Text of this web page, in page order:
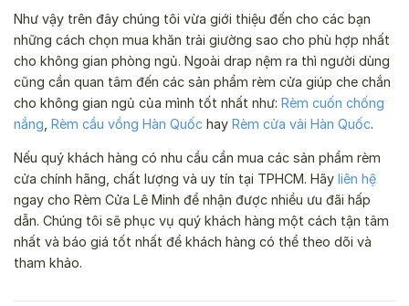
Như vậy trên đây chúng tôi vừa giới thiệu đến cho các bạn
những cách chọn mua khăn trải giường sao cho phù hợp nhất
cho không gian phòng ngủ. Ngoài drap nệm ra thì người dùng
cũng cần quan tâm đến các sản phẩm rèm cửa giúp che chắn
cho không gian ngủ của mình tốt nhất như: Rèm cuốn chống
nắng Rèm cầu vồng Hàn Quốc hay Rèm cửa vải Hàn Quốc.
Nếu quý khách hàng có nhu cầu cần mua các sản phẩm rèm
cửa chính hãng, chất lượng và uy tín tại TPHCM. Hãy liên hệ
ngay cho Rèm Cửa Lê Minh để nhận được nhiều ưu đãi hấp
dẫn. Chúng tôi sẽ phục vụ quý khách hàng một cách tận tâm
nhất và báo giá tốt nhất để khách hàng có thể theo dõi và
tham khảo.